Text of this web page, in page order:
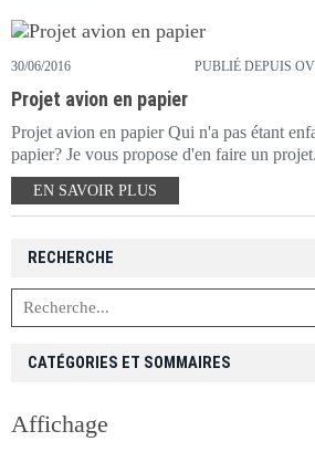
30/06/2016 PUBLIÉ DEPUIS
Projet avion en papier
Projet avion en papier Qui n'a pas étant
papier? Je vous propose d'en faire un
EN SAVOIR PLUS
RECHERCHE
CATÉGORIES ET SOMMAIRES
Affichage